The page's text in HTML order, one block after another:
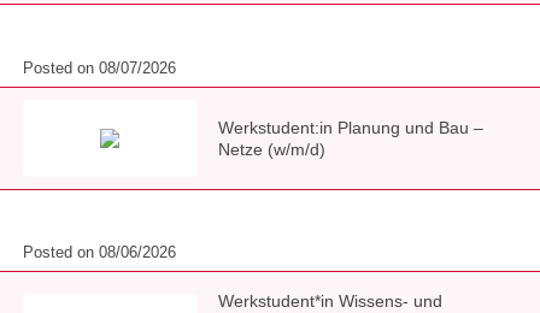
Posted on 08/07/2026
Werkstudent:in Planung und Bau –
Netze (w/m/d)
Posted on 08/06/2026
Werkstudent*in Wissens- und